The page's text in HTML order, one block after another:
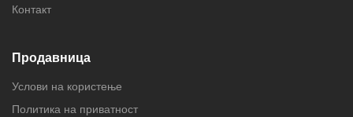
Контакт
Продавница
Услови на користење
Политика на приватност